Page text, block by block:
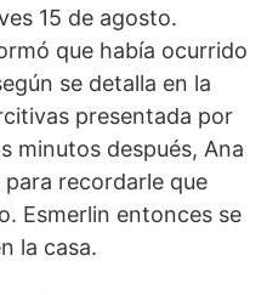
15 de agosto.
que había ocurrido
se detalla en la
presentada por
minutos después, Ana
recordarle que
Esmerlin entonces se
la casa.